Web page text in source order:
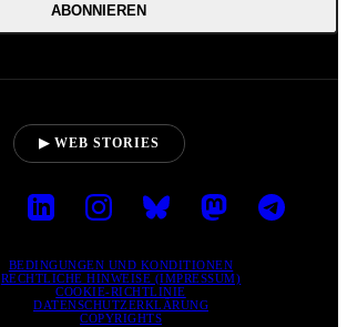
ABONNIEREN
▶ WEB STORIES
BEDINGUNGEN UND KONDITIONEN
RECHTLICHE HINWEISE (IMPRESSUM)
COOKIE-RICHTLINIE
DATENSCHUTZERKLÄRUNG
COPYRIGHTS